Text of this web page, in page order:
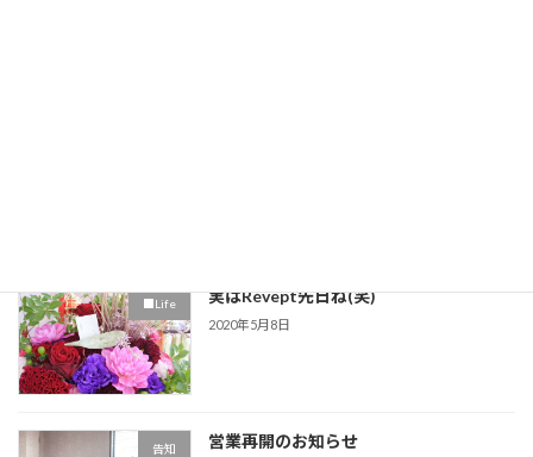
■Life 実はRévept先日ね(笑)
2020年5月8日
告知 営業再開のお知らせ